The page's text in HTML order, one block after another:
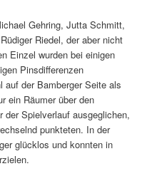
Gehring, Jutta Schmitt,
Riedel, der aber nicht
Einzel wurden bei einigen
Pinsdifferenzen
der Bamberger Seite als
ein Räumer über den
der Spielverlauf ausgeglichen,
punkteten. In der
glücklos und konnten in